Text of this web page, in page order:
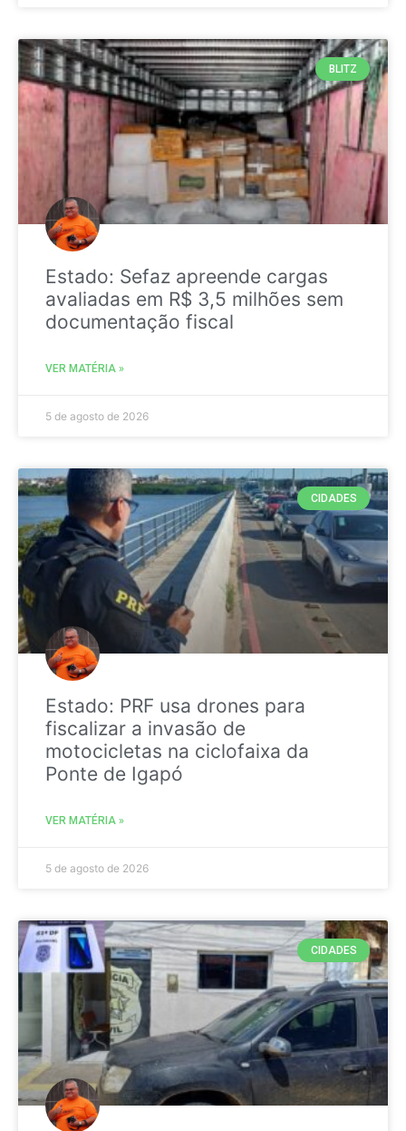
BLITZ
Estado: Sefaz apreende cargas
avaliadas em R$ 3,5 milhões sem
documentação fiscal
VER MATÉRIA »
5 de agosto de 2026
CIDADES
Estado: PRF usa drones para
fiscalizar a invasão de
motocicletas na ciclofaixa da
Ponte de Igapó
VER MATÉRIA »
5 de agosto de 2026
CIDADES